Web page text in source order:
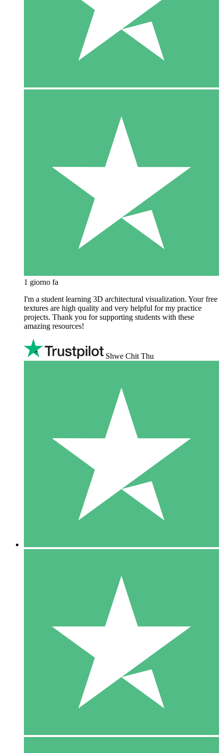
1 giorno fa
I'm a student learning 3D architectural visualization. Your free
textures are high quality and very helpful for my practice
projects. Thank you for supporting students with these
amazing resources!
Shwe Chit Thu